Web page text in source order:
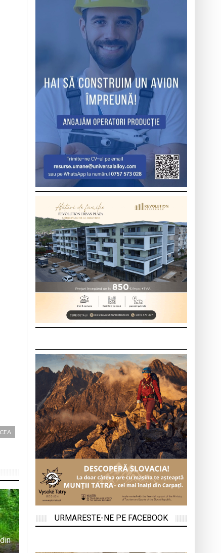
URMARESTE-NE PE FACEBOOK